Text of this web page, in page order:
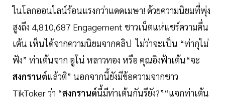
ในโลกออนไลน์ร้อนแรงกว่าแดดเมษา! ด้วยความนิยมที่พุ่ง
สูงถึง 4,810,687 Engagement ชาวเน็ตแห่แชร์ความตื่น
เต้น เห็นได้จากความนิยมจากคลิป ไม่ว่าจะเป็น “ท่ากุไม่
ฟัง” ท่าเต้นจาก อูโน่ หลาวทอง หรือ คุณอิงฟ้าเต้น“จะ
สงกรานต์แล้วติ” นอกจากนี้ยังมีข้อความจากชาว
TikToker ว่า “สงกรานต์นี้มีท่าเต้นกันรึยัง?”“แจกท่าเต้น